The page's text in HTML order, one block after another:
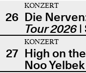
26
KONZERT
Die
Tour 2026|
27
KONZERT
High on
Noo